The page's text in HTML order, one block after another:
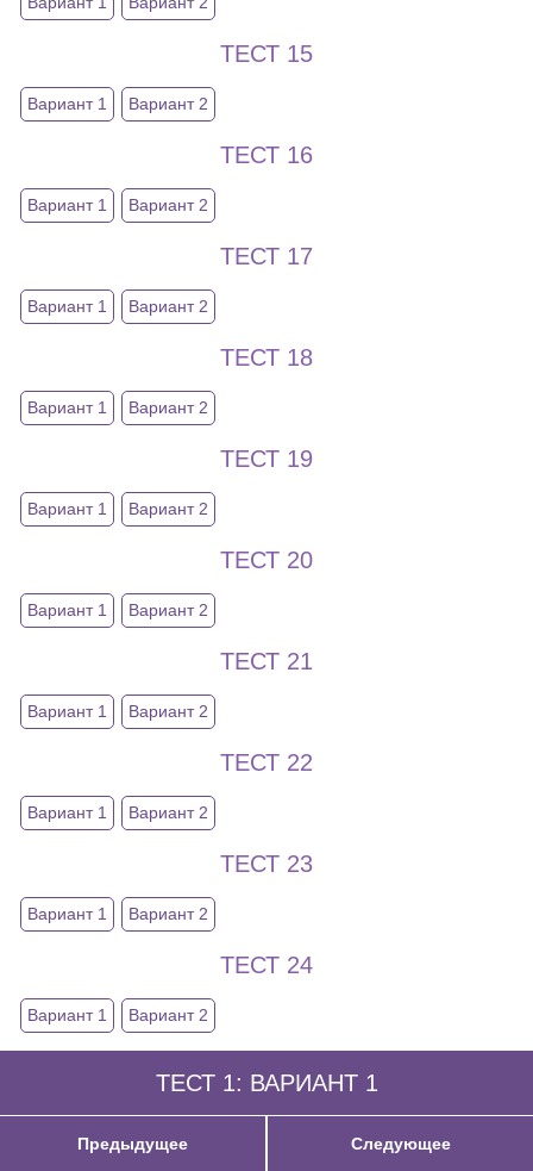
ТЕСТ 15
Вариант 1 Вариант 2
ТЕСТ 16
Вариант 1 Вариант 2
ТЕСТ 17
Вариант 1 Вариант 2
ТЕСТ 18
Вариант 1 Вариант 2
ТЕСТ 19
Вариант 1 Вариант 2
ТЕСТ 20
Вариант 1 Вариант 2
ТЕСТ 21
Вариант 1 Вариант 2
ТЕСТ 22
Вариант 1 Вариант 2
ТЕСТ 23
Вариант 1 Вариант 2
ТЕСТ 24
Вариант 1 Вариант 2
ТЕСТ 1: ВАРИАНТ 1
Предыдущее Следующее